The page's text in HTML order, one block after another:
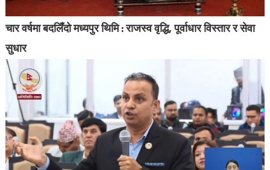
चार वर्षमा बदलिँदो मध्यपुर थिमि : राजस्व वृद्धि, पूर्वाधार विस्तार र सेवा
सुधार